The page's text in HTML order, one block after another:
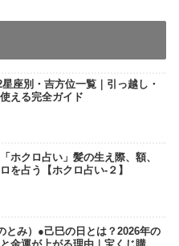
座別・吉方位一覧｜引っ越し・
える完全ガイド
ホクロ占い」髪の生え際、額、
を占う【ホクロ占い‐２】
とみ）●己巳の日とは？2026年の